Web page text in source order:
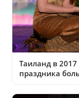
Таиланд в 2017
праздника